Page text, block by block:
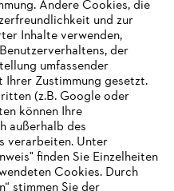
Andere Cookies, die
und zur
Inhalte verwenden,
der
umfassender
Zustimmung gesetzt.
(z.B. Google oder
können Ihre
außerhalb des
verarbeiten. Unter
finden Sie Einzelheiten
Cookies. Durch